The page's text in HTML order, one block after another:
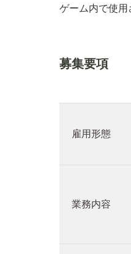
ゲーム内で使用
募集要項
雇用形態
業務内容